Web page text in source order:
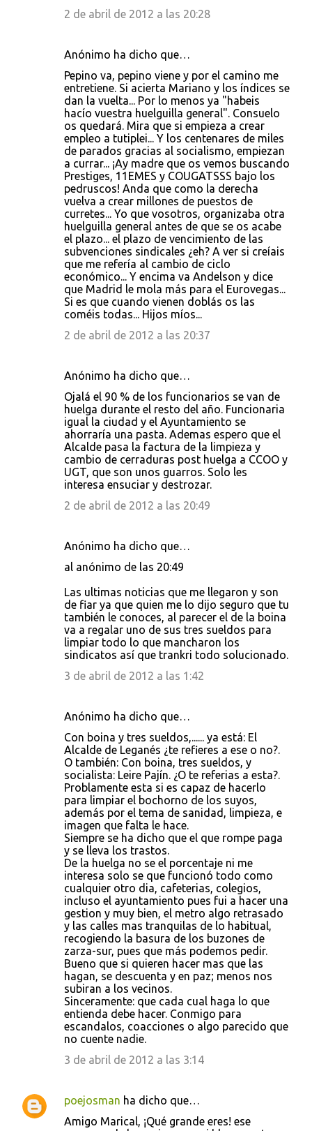
2 de abril de 2012 a las 20:28
Anónimo ha dicho que…
Pepino va, pepino viene y por el camino me
entretiene. Si acierta Mariano y los índices se
dan la vuelta... Por lo menos ya "habeis
hacío vuestra huelguilla general". Consuelo
os quedará. Mira que si empieza a crear
empleo a tutiplei... Y los centenares de miles
de parados gracias al socialismo, empiezan
a currar... ¡Ay madre que os vemos buscando
Prestiges, 11EMES y COUGATSSS bajo los
pedruscos! Anda que como la derecha
vuelva a crear millones de puestos de
curretes... Yo que vosotros, organizaba otra
huelguilla general antes de que se os acabe
el plazo... el plazo de vencimiento de las
subvenciones sindicales ¿eh? A ver si creíais
que me refería al cambio de ciclo
económico... Y encima va Andelson y dice
que Madrid le mola más para el Eurovegas...
Si es que cuando vienen doblás os las
coméis todas... Hijos míos...
2 de abril de 2012 a las 20:37
Anónimo ha dicho que…
Ojalá el 90 % de los funcionarios se van de
huelga durante el resto del año. Funcionaria
igual la ciudad y el Ayuntamiento se
ahorraría una pasta. Ademas espero que el
Alcalde pasa la factura de la limpieza y
cambio de cerraduras post huelga a CCOO y
UGT, que son unos guarros. Solo les
interesa ensuciar y destrozar.
2 de abril de 2012 a las 20:49
Anónimo ha dicho que…
al anónimo de las 20:49
Las ultimas noticias que me llegaron y son
de fiar ya que quien me lo dijo seguro que tu
también le conoces, al parecer el de la boina
va a regalar uno de sus tres sueldos para
limpiar todo lo que mancharon los
sindicatos así que trankri todo solucionado.
3 de abril de 2012 a las 1:42
Anónimo ha dicho que…
Con boina y tres sueldos,...... ya está: El
Alcalde de Leganés ¿te refieres a ese o no?.
O también: Con boina, tres sueldos, y
socialista: Leire Pajín. ¿O te referias a esta?.
Problamente esta si es capaz de hacerlo
para limpiar el bochorno de los suyos,
además por el tema de sanidad, limpieza, e
imagen que falta le hace.
Siempre se ha dicho que el que rompe paga
y se lleva los trastos.
De la huelga no se el porcentaje ni me
interesa solo se que funcionó todo como
cualquier otro dia, cafeterias, colegios,
incluso el ayuntamiento pues fui a hacer una
gestion y muy bien, el metro algo retrasado
y las calles mas tranquilas de lo habitual,
recogiendo la basura de los buzones de
zarza-sur, pues que más podemos pedir.
Bueno que si quieren hacer mas que las
hagan, se descuenta y en paz; menos nos
subiran a los vecinos.
Sinceramente: que cada cual haga lo que
entienda debe hacer. Conmigo para
escandalos, coacciones o algo parecido que
no cuente nadie.
3 de abril de 2012 a las 3:14
poejosman ha dicho que…
Amigo Marical, ¡Qué grande eres! ese